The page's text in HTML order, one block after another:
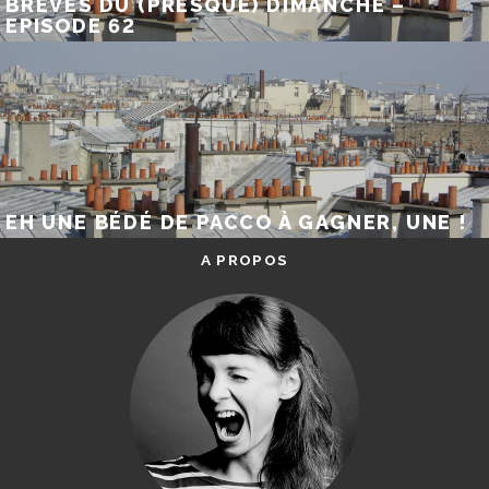
BRÈVES DU (PRESQUE) DIMANCHE –
EPISODE 62
EH UNE BÉDÉ DE PACCO À GAGNER, UNE !
A PROPOS